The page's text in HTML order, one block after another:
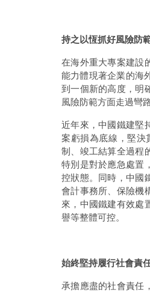
持之以恆抓好風險防
在海外重大專案建設
能力體現著企業的海
到一個新的高度，明
風險防範方面走過彎
近年來，中國鐵建堅
案虧損為底線，堅決
制、竣工結算全過程
特別是對於應急處置
控狀態。同時，中國
會計事務所、保險機
來，中國鐵建有效處
譽等整體可控。
始終堅持履行社會責
承擔應盡的社會責任